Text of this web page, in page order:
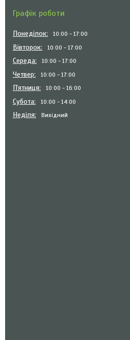
Графік роботи
Понеділок 10:00 17:00
Вівторок 10:00 17:00
Середа 10:00 17:00
Четвер 10:00 17:00
Пʼятниця 10:00 16:00
Субота 10:00 14:00
Неділя Вихідний